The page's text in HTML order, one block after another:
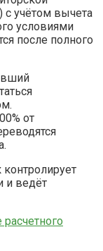
с учётом вычета
условиями
после полного
от
и ведёт